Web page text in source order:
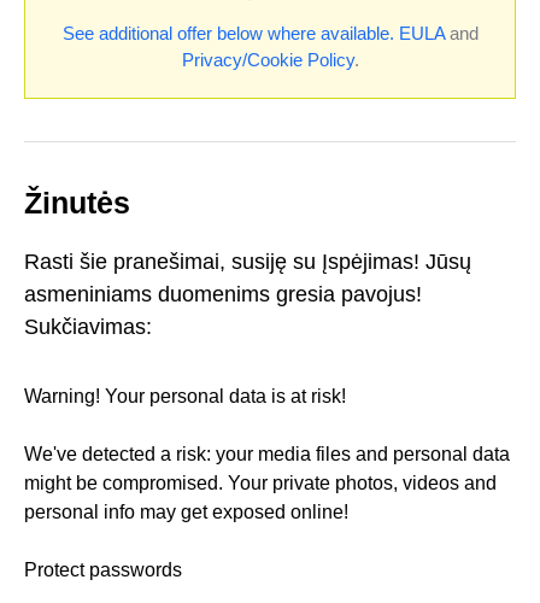
See additional offer below where available. EULAand
Privacy/Cookie Policy.
Žinutės
Rasti šie pranešimai, susiję su Įspėjimas! Jūsų
asmeniniams duomenims gresia pavojus!
Sukčiavimas:
Warning! Your personal data is at risk!
We've detected a risk: your media files and personal data
might be compromised. Your private photos, videos and
personal info may get exposed online!
Protect passwords